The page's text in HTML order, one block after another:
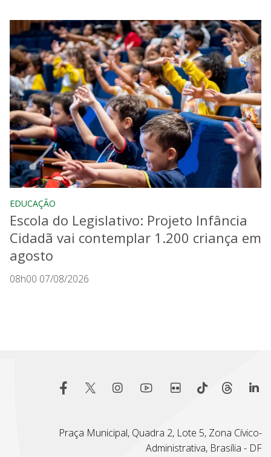
EDUCAÇÃO
Escola do Legislativo: Projeto Infância
Cidadã vai contemplar 1.200 criança em
agosto
08h00 07/08/2026
Praça Municipal, Quadra 2, Lote 5, Zona Cívico-
Administrativa, Brasília - DF